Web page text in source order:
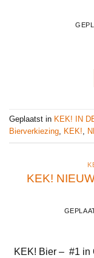
Geplaatst in KEK! IN
Bierverkiezing
KEK!
KEK!
KEK! Bier – #1 in